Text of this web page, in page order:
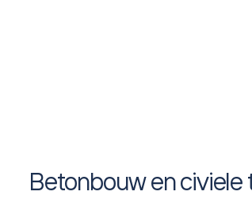
Betonbouw en civiele